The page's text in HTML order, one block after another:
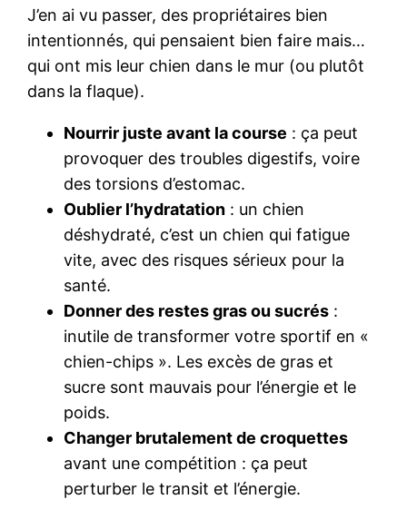
J’en ai vu passer, des propriétaires bien
intentionnés, qui pensaient bien faire mais…
qui ont mis leur chien dans le mur (ou plutôt
dans la flaque).
Nourrir juste avant la course : ça peut
provoquer des troubles digestifs, voire
des torsions d’estomac.
Oublier l’hydratation : un chien
déshydraté, c’est un chien qui fatigue
vite, avec des risques sérieux pour la
santé.
Donner des restes gras ou sucrés :
inutile de transformer votre sportif en «
chien-chips ». Les excès de gras et
sucre sont mauvais pour l’énergie et le
poids.
Changer brutalement de croquettes
avant une compétition : ça peut
perturber le transit et l’énergie.